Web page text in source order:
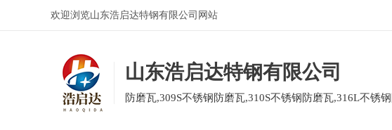
欢迎浏览山东浩启达特钢有限公司网站
山东浩启达特钢有限公司
防磨瓦,309S不锈钢防磨瓦,310S不锈钢防磨瓦,316L不锈